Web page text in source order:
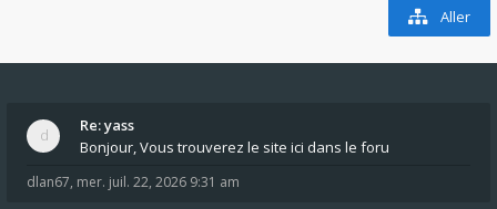
Aller
Re: yass
Bonjour, Vous trouverez le site ici dans le foru
dlan67, mer. juil. 22, 2026 9:31 am